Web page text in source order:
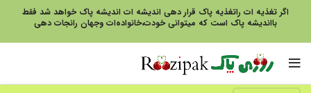
اگر تغذیه ات راتغذیه پاک قرار دهی اندیشه ات اندیشه پاک خواهد شد فقط
بااندیشه پاک است که میتوانی خودت،خانواده‌ات وجهان رانجات دهی